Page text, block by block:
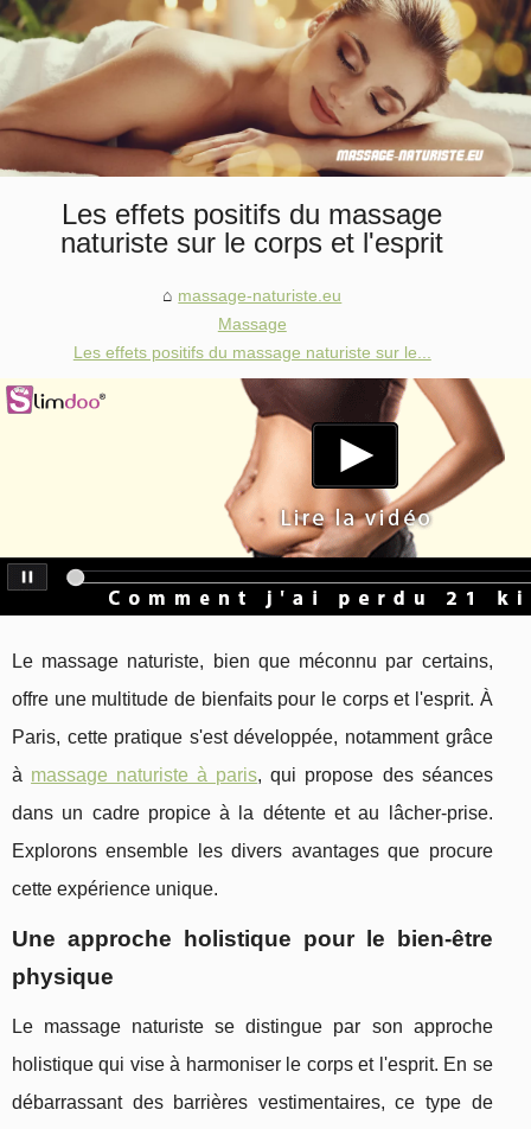
Les effets positifs du massage
naturiste sur le corps et l'esprit
massage-naturiste.eu
Massage
Les effets positifs du massage naturiste sur le...
Le massage naturiste, bien que méconnu par certains,
offre une multitude de bienfaits pour le corps et l'esprit. À
Paris, cette pratique s'est développée, notamment grâce
à massage naturiste à paris, qui propose des séances
dans un cadre propice à la détente et au lâcher-prise.
Explorons ensemble les divers avantages que procure
cette expérience unique.
Une approche holistique pour le bien-être
physique
Le massage naturiste se distingue par son approche
holistique qui vise à harmoniser le corps et l'esprit. En se
débarrassant des barrières vestimentaires, ce type de